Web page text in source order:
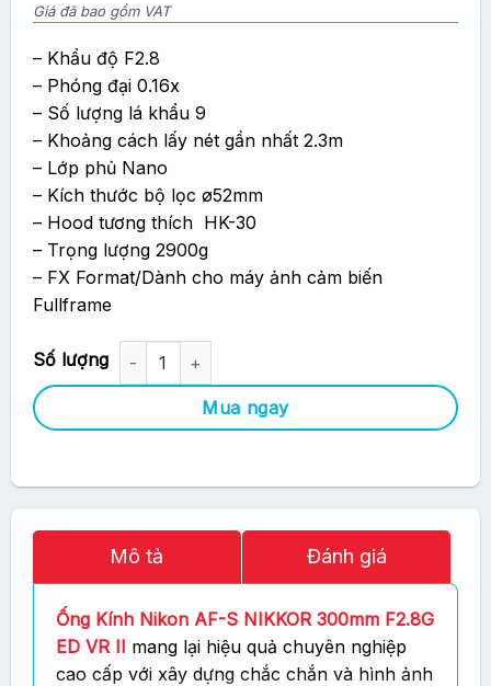
Giá đã bao gồm VAT
– Khẩu độ F2.8
– Phóng đại 0.16x
– Số lượng lá khẩu 9
– Khoảng cách lấy nét gần nhất 2.3m
– Lớp phủ Nano
– Kích thước bộ lọc ø52mm
– Hood tương thích HK-30
– Trọng lượng 2900g
– FX Format/Dành cho máy ảnh cảm biến
Fullframe
Ống Kính Nikon AF-S NIKKOR 300mm F2.8G ED VR II số lượng
Mua ngay
Mô tả Đánh giá
Ống Kính Nikon AF-S NIKKOR 300mm F2.8G
ED VR II mang lại hiệu quả chuyên nghiệp
cao cấp với xây dựng chắc chắn và hình ảnh